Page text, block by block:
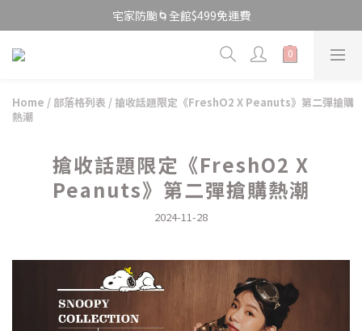
宅家防颱🌀全館$499免運費
\ 限時快閃 / 國際唇膏日💄$199美唇開搶
宅家防颱🌀全館$499免運費
Home / 部落格列表 /搶收話題限定《FreshO2 X Peanuts》第二彈搶購
熱潮
搶收話題限定《FreshO2 X
Peanuts》第二彈搶購熱潮
2024-11-28